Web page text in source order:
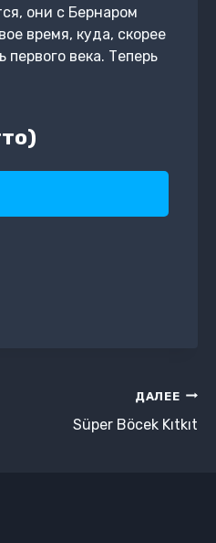
они с Бернаром
время, куда, скорее
века. Теперь
ДАЛЕЕ
Süper Böcek Kıtkıt